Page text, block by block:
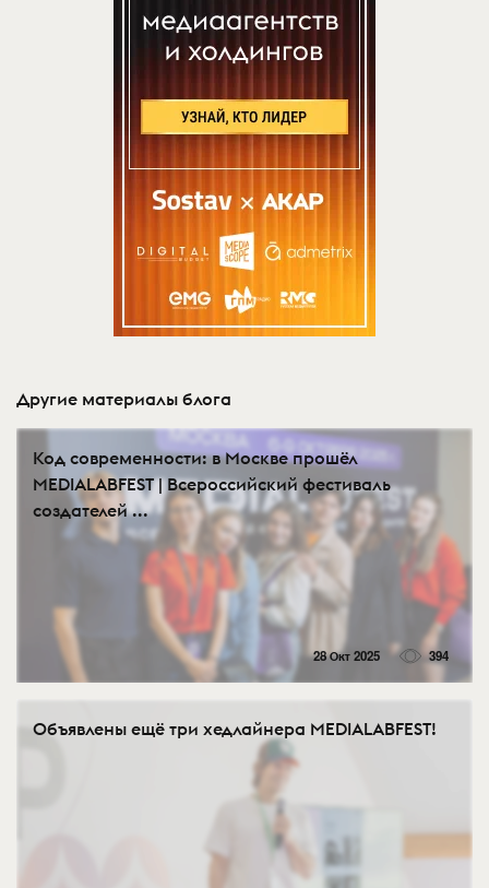
Другие материалы блога
Код современности: в Москве прошёл
MEDIALABFEST | Всероссийский фестиваль
создателей ...
28 Окт 2025 394
Объявлены ещё три хедлайнера MEDIALABFEST!